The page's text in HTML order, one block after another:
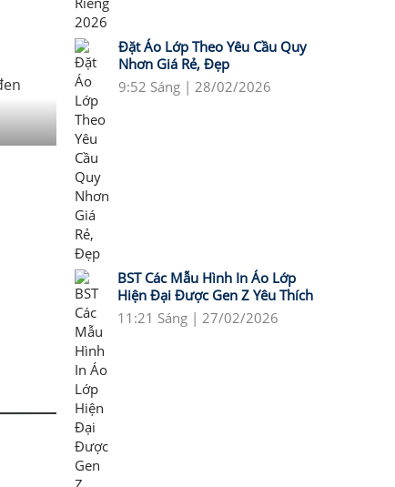
Đặt Áo Lớp Theo Yêu Cầu Quy
Nhơn Giá Rẻ, Đẹp
9:52 Sáng | 28/02/2026
BST Các Mẫu Hình In Áo Lớp
Hiện Đại Được Gen Z Yêu Thích
11:21 Sáng | 27/02/2026